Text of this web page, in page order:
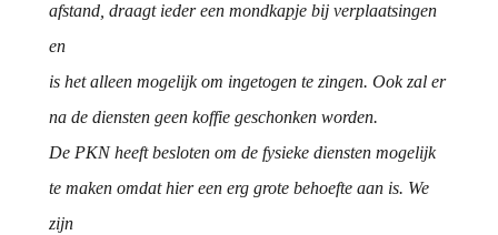
afstand, draagt ieder een mondkapje bij verplaatsingen
en
is het alleen mogelijk om ingetogen te zingen. Ook zal er
na de diensten geen koffie geschonken worden.
De PKN heeft besloten om de fysieke diensten mogelijk
te maken omdat hier een erg grote behoefte aan is. We
zijn